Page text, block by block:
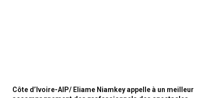
Côte d’Ivoire-AIP/ Eliame Niamkey appelle à un meilleur